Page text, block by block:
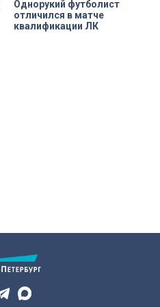
Однорукий футболист
отличился в матче
квалификации ЛК